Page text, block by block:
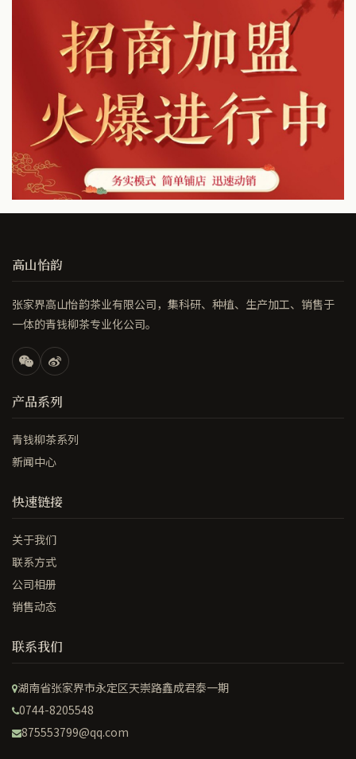
高山怡韵
张家界高山怡韵茶业有限公司，集科研、种植、生产加工、销售于
一体的青钱柳茶专业化公司。
产品系列
青钱柳茶系列
新闻中心
快速链接
关于我们
联系方式
公司相册
销售动态
联系我们
湖南省张家界市永定区天崇路鑫成君泰一期
0744-8205548
875553799@qq.com